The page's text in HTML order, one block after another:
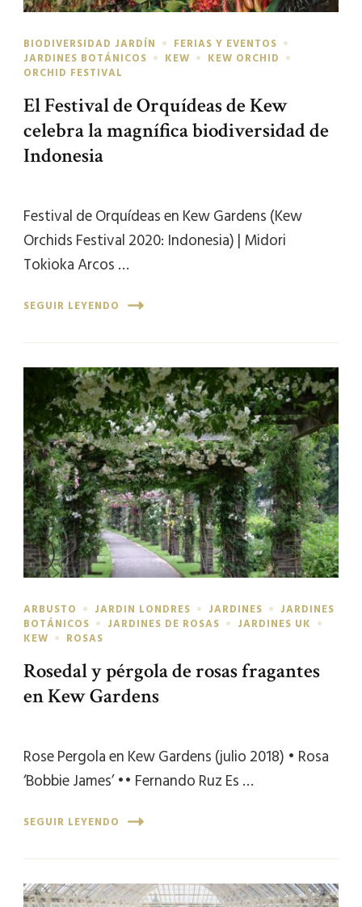
BIODIVERSIDAD JARDÍN
FERIAS Y EVENTOS
JARDINES BOTÁNICOS
KEW
KEW ORCHID
ORCHID FESTIVAL
El Festival de Orquídeas de Kew
celebra la magnífica biodiversidad de
Indonesia
Festival de Orquídeas en Kew Gardens (Kew
Orchids Festival 2020: Indonesia) | Midori
Tokioka Arcos …
SEGUIR LEYENDO
ARBUSTO JARDIN LONDRES JARDINES
JARDINES
BOTÁNICOS
JARDINES DE ROSAS
JARDINES UK
KEW
ROSAS
Rosedal y pérgola de rosas fragantes
en Kew Gardens
Rose Pergola en Kew Gardens (julio 2018) • Rosa
‘Bobbie James’ •• Fernando Ruz Es …
SEGUIR LEYENDO